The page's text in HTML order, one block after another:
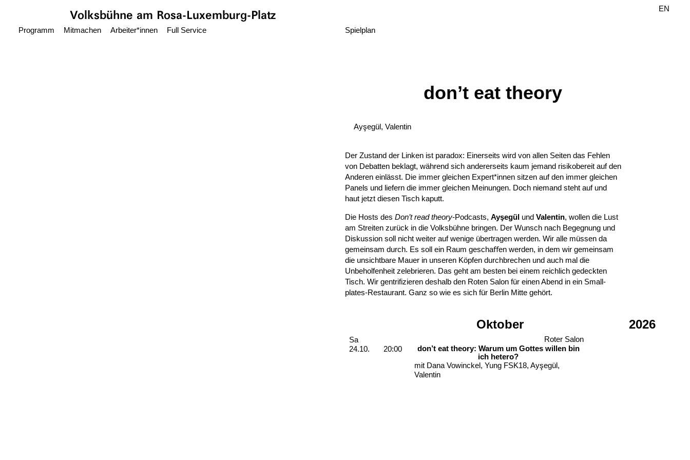
Volksbühne am Rosa-Luxemburg-Platz
Programm Mitmachen Arbeiter*innen Full Service Spielplan
DE
EN
don’t eat theory
Ayşegül, Valentin
Der Zustand der Linken ist paradox: Einerseits wird von allen Seiten das Fehlen
von Debatten beklagt, während sich andererseits kaum jemand risikobereit auf den
Anderen einlässt. Die immer gleichen Expert*innen sitzen auf den immer gleichen
Panels und liefern die immer gleichen Meinungen. Doch niemand steht auf und
haut jetzt diesen Tisch kaputt.
Die Hosts des Don’t read theory-Podcasts, Ayşegül und Valentin, wollen die Lust
am Streiten zurück in die Volksbühne bringen. Der Wunsch nach Begegnung und
Diskussion soll nicht weiter auf wenige übertragen werden. Wir alle müssen da
gemeinsam durch. Es soll ein Raum geschaﬀen werden, in dem wir gemeinsam
die unsichtbare Mauer in unseren Köpfen durchbrechen und auch mal die
Unbeholfenheit zelebrieren. Das geht am besten bei einem reichlich gedeckten
Tisch. Wir gentrifizieren deshalb den Roten Salon für einen Abend in ein Small-
plates-Restaurant. Ganz so wie es sich für Berlin Mitte gehört.
2026
Oktober
Samstag, 24. Oktober 2026
Sa
24.10.
20:00
Roter Salon
don’t eat theory: Warum um Gottes willen bin
ich hetero?
mit Dana Vowinckel, Yung FSK18, Ayşegül,
Valentin